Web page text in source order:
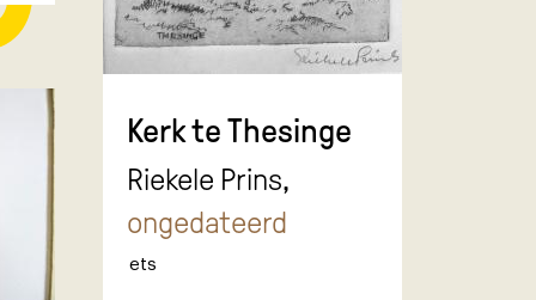
Kerk te Thesinge
Riekele Prins,
ongedateerd
ets